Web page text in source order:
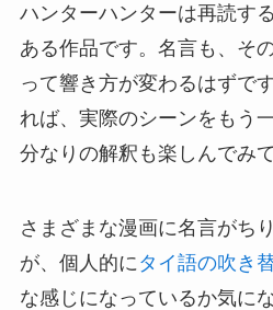
ハンターハンターは再読す
ある作品です。名言も、そ
って響き方が変わるはずで
れば、実際のシーンをもう
分なりの解釈も楽しんでみ
さまざまな漫画に名言がち
が、個人的に タイ語の吹き
な感じになっているか気に